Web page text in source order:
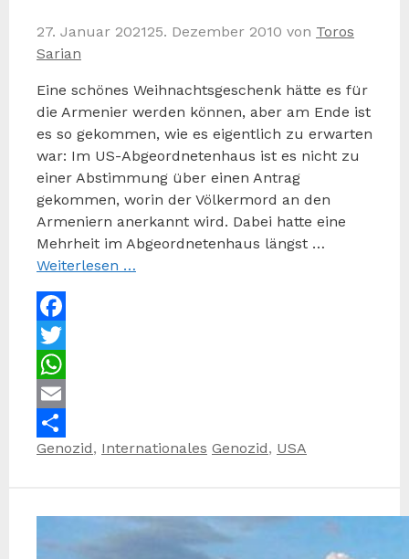
27. Januar 202125. Dezember 2010 von Toros
Sarian
Eine schönes Weihnachtsgeschenk hätte es für
die Armenier werden können, aber am Ende ist
es so gekommen, wie es eigentlich zu erwarten
war: Im US-Abgeordnetenhaus ist es nicht zu
einer Abstimmung über einen Antrag
gekommen, worin der Völkermord an den
Armeniern anerkannt wird. Dabei hatte eine
Mehrheit im Abgeordnetenhaus längst …
Weiterlesen …
Facebook
Twitter
WhatsApp
Email
Teilen
Kategorien
Genozid, Internationales Schlagwörter
Genozid, USA